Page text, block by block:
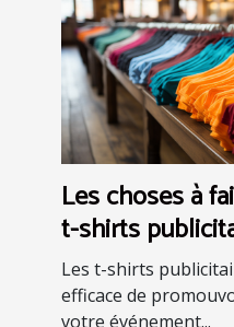
Les choses à
t-shirts
Les t-shirts
efficace de
votre événement...